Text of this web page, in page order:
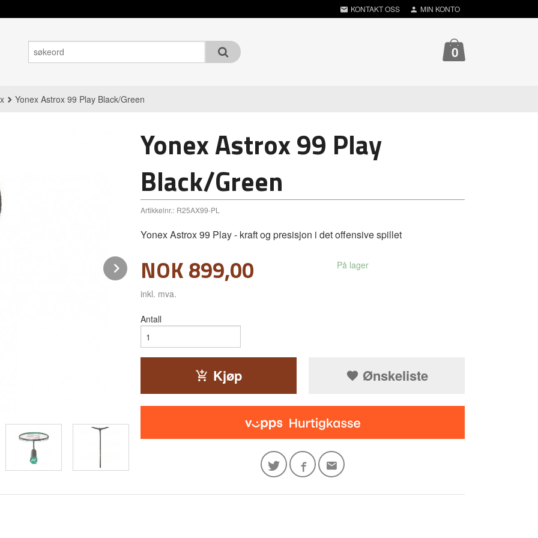
KONTAKT OSS MIN KONTO
0
Yonex Astrox 99 Play Black/Green
Next
Yonex Astrox 99 Play
Black/Green
Artikkelnr.: R25AX99-PL
Yonex Astrox 99 Play - kraft og presisjon i det offensive spillet
Pris
NOK899,00
inkl. mva.
På lager
Antall
Kjøp Ønskeliste